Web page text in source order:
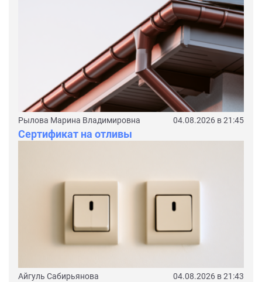
Рылова Марина Владимировна 04.08.2026 в 21:45
Сертификат на отливы
Айгуль Сабирьянова 04.08.2026 в 21:43